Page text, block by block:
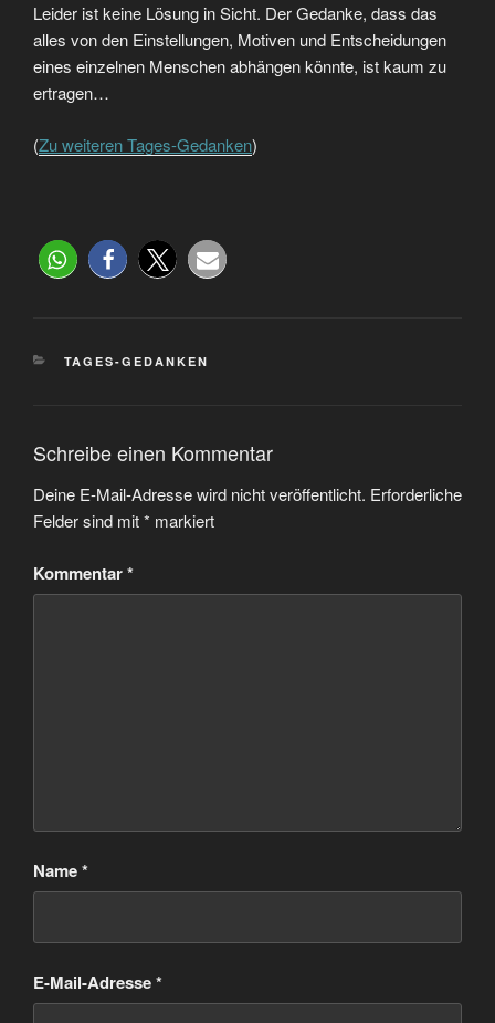
Leider ist keine Lösung in Sicht. Der Gedanke, dass das
alles von den Einstellungen, Motiven und Entscheidungen
eines einzelnen Menschen abhängen könnte, ist kaum zu
ertragen…
(Zu weiteren Tages-Gedanken)
TAGES-GEDANKEN
Schreibe einen Kommentar
Deine E-Mail-Adresse wird nicht veröffentlicht. Erforderliche
Felder sind mit* markiert
Kommentar*
Name*
E-Mail-Adresse*